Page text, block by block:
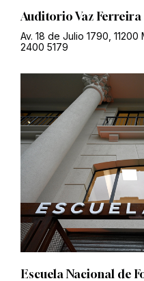
Auditorio Vaz Ferreira
Av. 18 de Julio 1790,
2400 5179
Escuela Nacional de